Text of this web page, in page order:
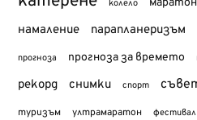
колело маратон
намаление парапланеризъм
прогноза прогноза за времето
рекорд снимки спорт
туризъм ултрамаратон фестивал